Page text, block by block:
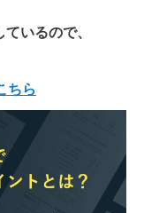
いるので、
ちら